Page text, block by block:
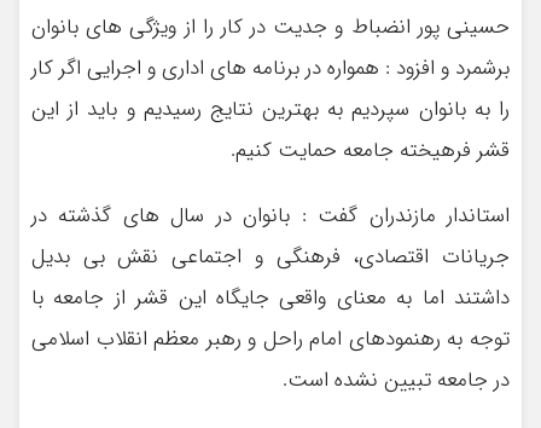
حسینی پور انضباط و جدیت در کار را از ویژگی های بانوان
برشمرد و افزود : همواره در برنامه های اداری و اجرایی اگر کار
را به بانوان سپردیم به بهترین نتایج رسیدیم و باید از این
قشر فرهیخته جامعه حمایت کنیم.
استاندار مازندران گفت : بانوان در سال های گذشته در
جریانات اقتصادی، فرهنگی و اجتماعی نقش بی بدیل
داشتند اما به معنای واقعی جایگاه این قشر از جامعه با
توجه به رهنمودهای امام راحل و رهبر معظم انقلاب اسلامی
در جامعه تبیین نشده است.